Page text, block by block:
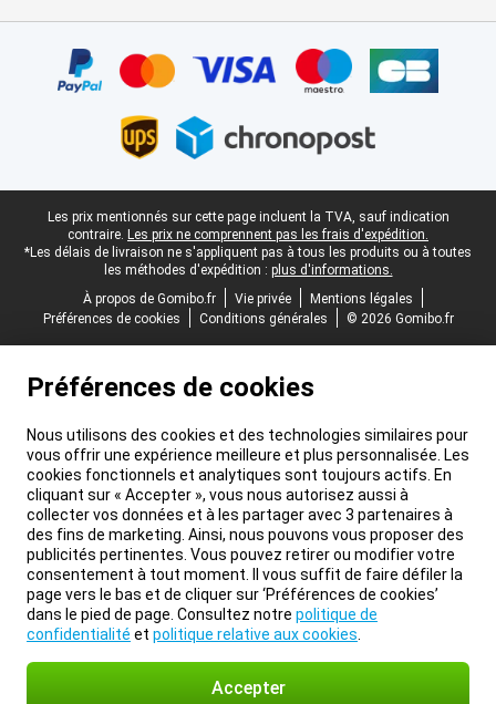
Pied-de-page légal
Les prix mentionnés sur cette page incluent la TVA, sauf indication
contraire. Les prix ne comprennent pas les frais d'expédition.
*Les délais de livraison ne s'appliquent pas à tous les produits ou à toutes
les méthodes d'expédition : plus d'informations.
À propos de Gomibo.fr
Vie privée
Mentions légales
Préférences de cookies
Conditions générales © 2026 Gomibo.fr
Préférences de cookies
Nous utilisons des cookies et des technologies similaires pour
vous offrir une expérience meilleure et plus personnalisée. Les
cookies fonctionnels et analytiques sont toujours actifs. En
cliquant sur « Accepter », vous nous autorisez aussi à
collecter vos données et à les partager avec 3 partenaires à
des fins de marketing. Ainsi, nous pouvons vous proposer des
publicités pertinentes. Vous pouvez retirer ou modifier votre
consentement à tout moment. Il vous suffit de faire défiler la
page vers le bas et de cliquer sur ‘Préférences de cookies’
dans le pied de page. Consultez notre politique de
confidentialité et politique relative aux cookies
Accepter